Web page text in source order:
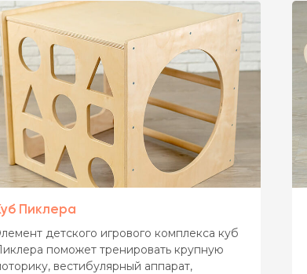
Пиклера
детского игрового комплекса куб
поможет тренировать крупную
вестибулярный аппарат,